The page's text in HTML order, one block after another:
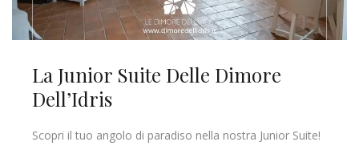
La Junior Suite Delle Dimore
Dell’Idris
Scopri il tuo angolo di paradiso nella nostra Junior Suite!